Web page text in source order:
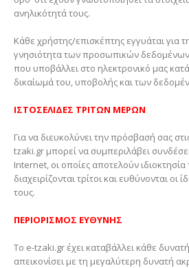
ανηλικότητά τους.
Κάθε χρήστης/επισκέπτης εγγυάται για
γνησιότητα των προσωπικών
που υποβάλλει στο ηλεκτρονικό μας
δικαίωμά του, υποβολής και των
ΙΣΤΟΣΕΛΙΔΕΣ ΤΡΙΤΩΝ ΜΕΡΩΝ
Για να διευκολύνει την πρόσβασή σας
tzaki.gr μπορεί να συμπεριλάβει
Internet, οι οποίες αποτελούν ιδιοκτησία
διαχειρίζονται τρίτοι και ευθύνονται οι
τους.
ΠΕΡΙΟΡΙΣΜΟΣ ΕΥΘΥΝΗΣ
Το e-tzaki.gr έχει καταβάλλει κάθε
απεικονίσει με τη μεγαλύτερη δυνατή